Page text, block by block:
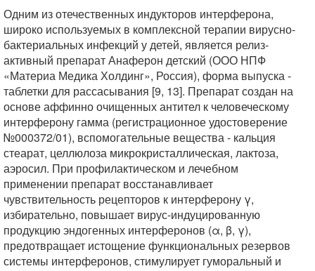
Одним из отечественных индукторов интерферона,
широко используемых в комплексной терапии вирусно-
бактериальных инфекций у детей, является релиз-
активный препарат Анаферон детский (ООО НПФ
«Материа Медика Холдинг», Россия), форма выпуска -
таблетки для рассасывания [9, 13]. Препарат создан на
основе аффинно очищенных антител к человеческому
интерферону гамма (регистрационное удостоверение
№000372/01), вспомогательные вещества - кальция
стеарат, целлюлоза микрокристаллическая, лактоза,
аэросил. При профилактическом и лечебном
применении препарат восстанавливает
чувствительность рецепторов к интерферону γ,
избирательно, повышает вирус-индуцированную
продукцию эндогенных интерферонов (α, β, γ),
предотвращает истощение функциональных резервов
системы интерферонов, стимулирует гуморальный и